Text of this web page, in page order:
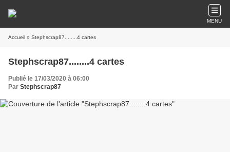
MENU
Accueil » Stephscrap87........4 cartes
Stephscrap87........4 cartes
Publié le 17/03/2020 à 06:00
Par Stephscrap87